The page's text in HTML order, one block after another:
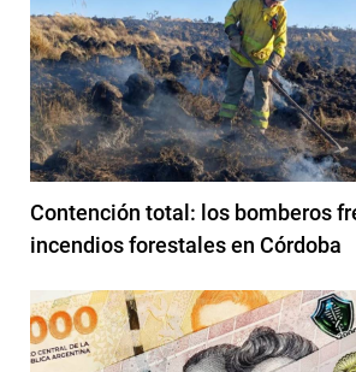
Contención total: los bomberos
incendios forestales en Córdoba